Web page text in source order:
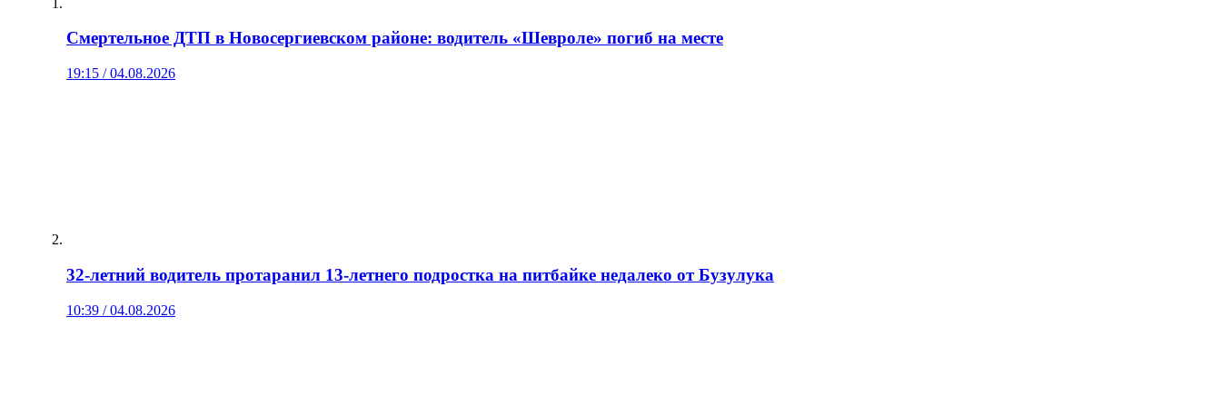
Смертельное ДТП в Новосергиевском районе: водитель «Шевроле» погиб на месте
19:15 / 04.08.2026
32-летний водитель протаранил 13-летнего подростка на питбайке недалеко от Бузулука
10:39 / 04.08.2026